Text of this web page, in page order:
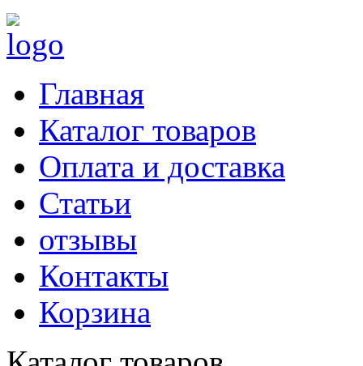
Главная
Каталог товаров
Оплата и доставка
Статьи
отзывы
Контакты
Корзина